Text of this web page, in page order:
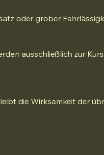
oder grober
ausschließlich zur
die Wirksamkeit der